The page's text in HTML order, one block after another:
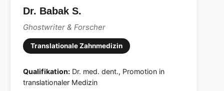
Dr. Babak S.
Ghostwriter & Forscher
Translationale Zahnmedizin
Qualifikation: Dr. med. dent., Promotion in
translationaler Medizin